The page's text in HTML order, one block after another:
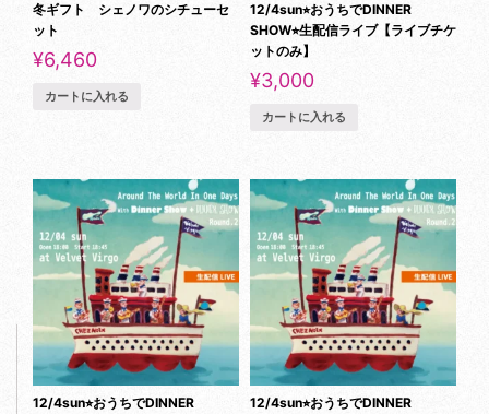
冬ギフト シェノワのシチューセ
ット
¥6,460
カートに入れる
12/4sun⭐︎おうちでDINNER
SHOW⭐︎生配信ライブ【ライブチケ
ットのみ】
¥3,000
カートに入れる
12/4sun⭐︎おうちでDINNER
12/4sun⭐︎おうちでDINNER